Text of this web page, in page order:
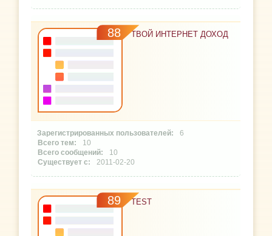
88 ТВОЙ ИНТЕРНЕТ ДОХОД
6
10
10
2011-02-20
89 TEST